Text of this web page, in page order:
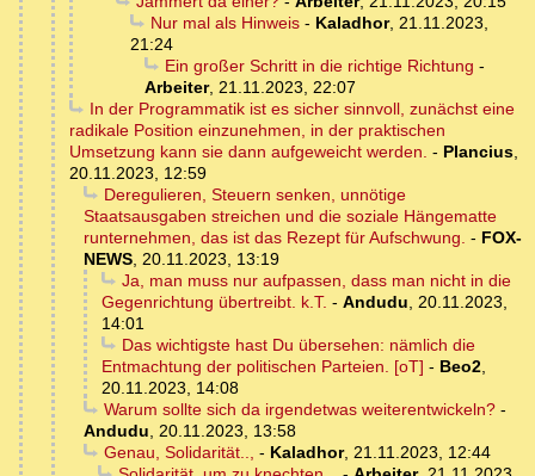
Nur mal als Hinweis- Kaladhor, 21.11.2023,
21:24
Ein großer Schritt in die richtige Richtung -
Arbeiter, 21.11.2023, 22:07
In der Programmatik ist es sicher sinnvoll, zunächst eine
radikale Position einzunehmen, in der praktischen
Umsetzung kann sie dann aufgeweicht werden. - Plancius,
20.11.2023, 12:59
Deregulieren, Steuern senken, unnötige
Staatsausgaben streichen und die soziale Hängematte
runternehmen, das ist das Rezept für Aufschwung. - FOX-
NEWS, 20.11.2023, 13:19
Ja, man muss nur aufpassen, dass man nicht in die
Gegenrichtung übertreibt. k.T. - Andudu, 20.11.2023,
14:01
Das wichtigste hast Du übersehen: nämlich die
Entmachtung der politischen Parteien. [oT] - Beo2,
20.11.2023, 14:08
Warum sollte sich da irgendetwas weiterentwickeln?-
Andudu, 20.11.2023, 13:58
Genau, Solidarität.., - Kaladhor, 21.11.2023, 12:44